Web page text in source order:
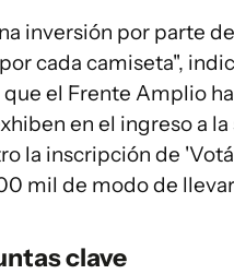
inversión por parte
cada camiseta",
el Frente Amplio
en el ingreso a
la inscripción de
mil de modo de
clave